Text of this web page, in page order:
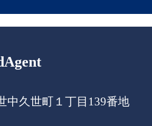
中久世町１丁目139番地